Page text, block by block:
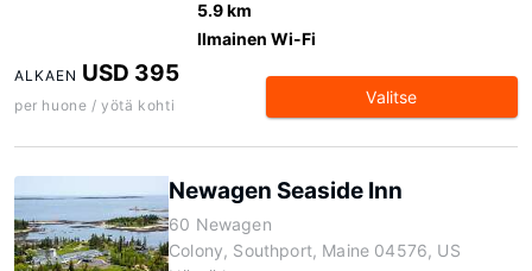
5.9 km
Ilmainen Wi-Fi
ALKAEN USD 395
per huone / yötä kohti Valitse
Newagen Seaside Inn
60 Newagen
Colony, Southport, Maine 04576, US